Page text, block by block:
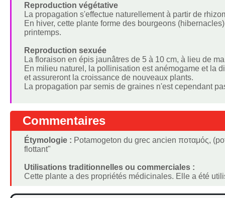
Reproduction végétative
La propagation s'effectue naturellement à partir de
En hiver, cette plante forme des bourgeons
printemps.
Reproduction sexuée
La floraison en épis jaunâtres de 5 à 10 cm, à lieu de
En milieu naturel, la pollinisation est anémogame et la
et assureront la croissance de nouveaux plants.
La propagation par semis de graines n'est cependant
Commentaires
Étymologie : Potamogeton du grec ancien ποταμός,
flottant"
Utilisations traditionnelles ou commerciales :
Cette plante a des propriétés médicinales. Elle a été